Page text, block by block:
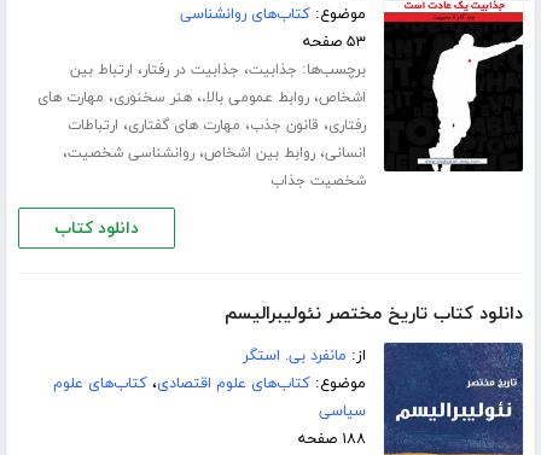
موضوع:کتاب‌های روانشناسی
۵۳ صفحه
برچسب‌ها: جذابیت، جذابیت در رفتار، ارتباط بین
اشخاص،روابط عمومی بالا،،هنر سخنوری، مهارت های
رفتاری، قانون جذب، مهارت های گفتاری، ارتباطات
انسانی،روابط بین اشخاص،روانشناسی شخصیت،
شخصیت جذاب
دانلود کتاب
دانلود کتاب تاریخ مختصر نئولیبرالیسم
از: مانفرد بی. استگر
موضوع:کتاب‌های علوم اقتصادی،کتاب‌های علوم
سیاسی
۱۸۸ صفحه